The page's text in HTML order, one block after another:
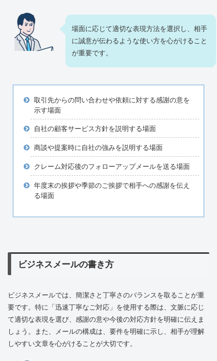
場面に応じて適切な表現方法を選択し、相手
に誠意が伝わるような使い方を心がけること
が重要です。
取引先からの問い合わせや依頼に対する感謝の意を
示す場面
自社の顧客サービス方針を説明する場面
商談や提案時に自社の強みを説明する場面
クレーム対応後のフォローアップメールを送る場面
年度末の挨拶や季節のご挨拶で相手への感謝を伝え
る場面
ビジネスメールの書き方
ビジネスメールでは、簡潔さと丁寧さのバランスを取ることが重
要です。特に「迅速丁寧なご対応」を使用する際は、文脈に応じ
て適切な表現を選び、感謝の意や今後の対応方針を明確に伝えま
しょう。また、メールの構成は、要件を明確に示し、相手が理解
しやすい文章を心がけることが大切です。